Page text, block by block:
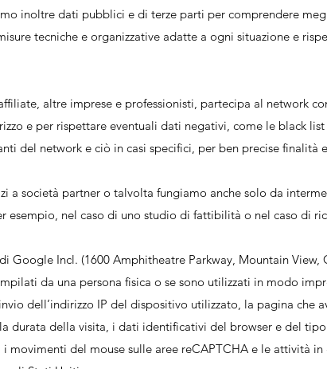
inoltre dati pubblici e di terze parti per comprendere
tecniche e organizzative adatte a ogni situazione e
altre imprese e professionisti, partecipa al network
e per rispettare eventuali dati negativi, come le black
del network e ciò in casi specifici, per ben precise finalità
a società partner o talvolta fungiamo anche solo da
nel caso di uno studio di fattibilità o nel caso di
Incl. (1600 Amphitheatre Parkway, Mountain View,
da una persona fisica o se sono utilizzati in modo
dell’indirizzo IP del dispositivo utilizzato, la pagina che
durata della visita, i dati identificativi del browser e del
movimenti del mouse sulle aree reCAPTCHA e le attività